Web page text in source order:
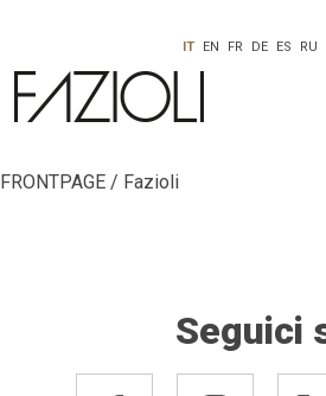
IT EN FR DE ES RU
FRONTPAGE / Fazioli
Seguici